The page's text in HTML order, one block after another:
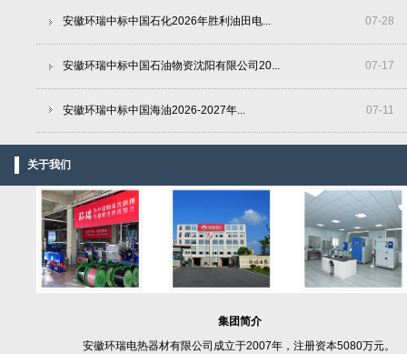
07-28
安徽环瑞中标中国石化2026年胜利油田电...
07-17
安徽环瑞中标中国石油物资沈阳有限公司20...
07-11
安徽环瑞中标中国海油2026-2027年...
关于我们
集团简介
安徽环瑞电热器材有限公司成立于2007年，注册资本5080万元。